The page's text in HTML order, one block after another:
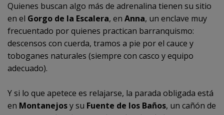
Quienes buscan algo más de adrenalina tienen su sitio
en el Gorgo de la Escalera, en Anna, un enclave muy
frecuentado por quienes practican barranquismo:
descensos con cuerda, tramos a pie por el cauce y
toboganes naturales (siempre con casco y equipo
adecuado).
Y si lo que apetece es relajarse, la parada obligada está
en Montanejosy su Fuente de los Baños, un cañón de